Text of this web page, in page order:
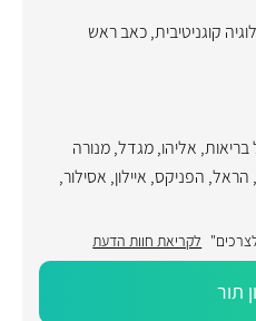
קוגניטיבית,כאב ראש
בריאות, אליהו,מגדל,מנורה
, הראל, הפניקס, איילון, אסילור,
לקריאת חוות הדעת
תור